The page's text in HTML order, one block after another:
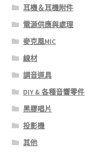
耳機＆耳機附件
電源供應與處理
麥克風MIC
線材
調音道具
DIY & 各種音響零件
黑膠唱片
投影機
其他